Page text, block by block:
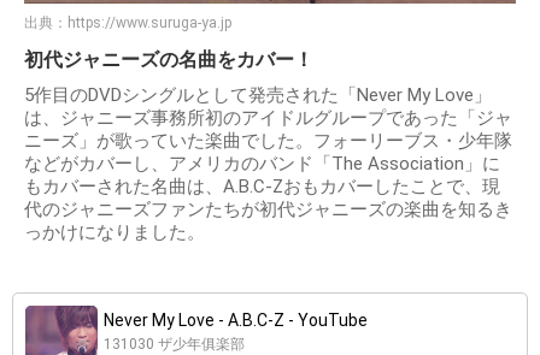
出典： https://www.suruga-ya.jp
初代ジャニーズの名曲をカバー！
5作目のDVDシングルとして発売された「Never My Love」
は、ジャニーズ事務所初のアイドルグループであった「ジャ
ニーズ」が歌っていた楽曲でした。フォーリーブス・少年隊
などがカバーし、アメリカのバンド「The Association」に
もカバーされた名曲は、A.B.C-Zおもカバーしたことで、現
代のジャニーズファンたちが初代ジャニーズの楽曲を知るき
っかけになりました。
Never My Love - A.B.C-Z - YouTube
131030 ザ少年俱楽部